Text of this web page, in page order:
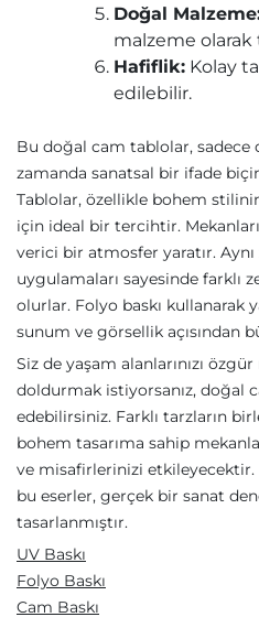
Doğal
malzeme
Hafiflik: Kolay
edilebilir.
Bu doğal cam tablolar, sadece
zamanda sanatsal bir ifade
Tablolar, özellikle bohem
için ideal bir tercihtir.
verici bir atmosfer yaratır.
uygulamaları sayesinde farklı
olurlar. Folyo baskı kullanarak
sunum ve görsellik açısından
Siz de yaşam alanlarınızı
doldurmak istiyorsanız, doğal
edebilirsiniz. Farklı tarzların
bohem tasarıma sahip
ve misafirlerinizi
bu eserler, gerçek bir sanat
tasarlanmıştır.
UV Baskı
Folyo Baskı
Cam Baskı